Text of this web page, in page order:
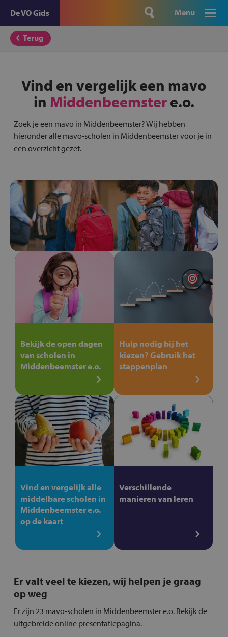
De VO Gids Menu
Terug
Vind en vergelijk een mavo
in Middenbeemstere.o.
Zoek je een mavo in Middenbeemster? Wij hebben
hieronder alle mavo-scholen in Middenbeemster voor je in
een overzicht gezet.
Bekijk de open dagen
van scholen in
Middenbeemster e.o.
Hulp nodig bij het
kiezen? Gebruik het
stappenplan
Vind en vergelijk alle
middelbare scholen in
Middenbeemster e.o.
op de kaart
Verschillende
manieren van leren
Er valt veel te kiezen, wij helpen je graag
op weg
Er zijn 23 mavo-scholen in Middenbeemster e.o. Bekijk de
uitgebreide online presentatiepagina.